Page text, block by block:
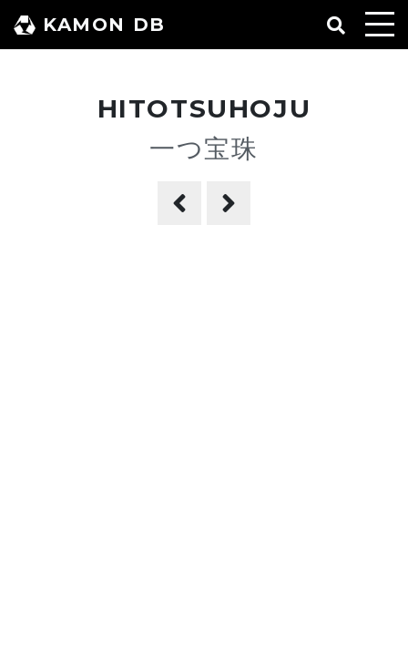
ン
KAMON DB
HITOTSUHOJU
一つ宝珠